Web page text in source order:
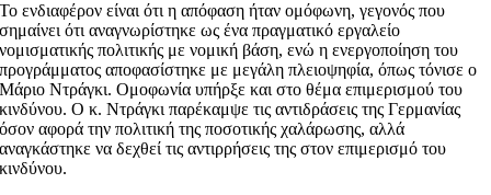
Το ενδιαφέρον είναι ότι η απόφαση ήταν ομόφωνη, γεγονός που
σημαίνει ότι αναγνωρίστηκε ως ένα πραγματικό εργαλείο
νομισματικής πολιτικής με νομική βάση, ενώ η ενεργοποίηση του
προγράμματος αποφασίστηκε με μεγάλη πλειοψηφία, όπως τόνισε ο
Μάριο Ντράγκι. Ομοφωνία υπήρξε και στο θέμα επιμερισμού του
κινδύνου. Ο κ. Ντράγκι παρέκαμψε τις αντιδράσεις της Γερμανίας
όσον αφορά την πολιτική της ποσοτικής χαλάρωσης, αλλά
αναγκάστηκε να δεχθεί τις αντιρρήσεις της στον επιμερισμό του
κινδύνου.